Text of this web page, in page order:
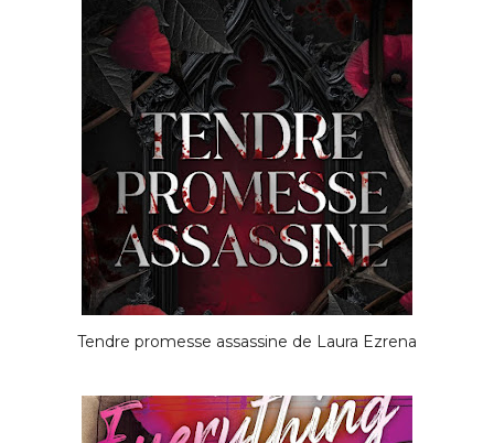
Tendre promesse assassine de Laura Ezrena